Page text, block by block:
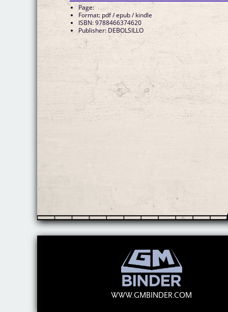
Page:
Format: pdf / epub / kindle
ISBN: 9788466374620
Publisher: DEBOLSILLO
WWW.GMBINDER.COM